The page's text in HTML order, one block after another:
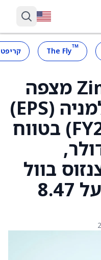
™
The Fly
Zimmer Biomet מצפה
לרווח מתואם למניה (EPS)
בשנת 2026 (FY26) בטווח
8.45 דולר,
בוול
סטריט שעומד על 8.47